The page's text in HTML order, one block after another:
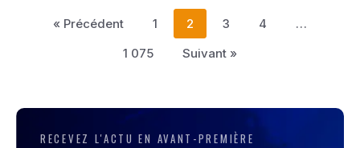
« Précédent 1 2 3 4
…
1 075
Suivant »
RECEVEZ L'ACTU EN AVANT-PREMIÈRE